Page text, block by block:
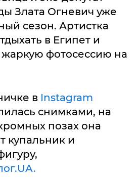
Злата Огневич уже
сезон. Артистка
в Египет и
жаркую фотосессию на
в Instagram
снимками, на
позах она
купальник и